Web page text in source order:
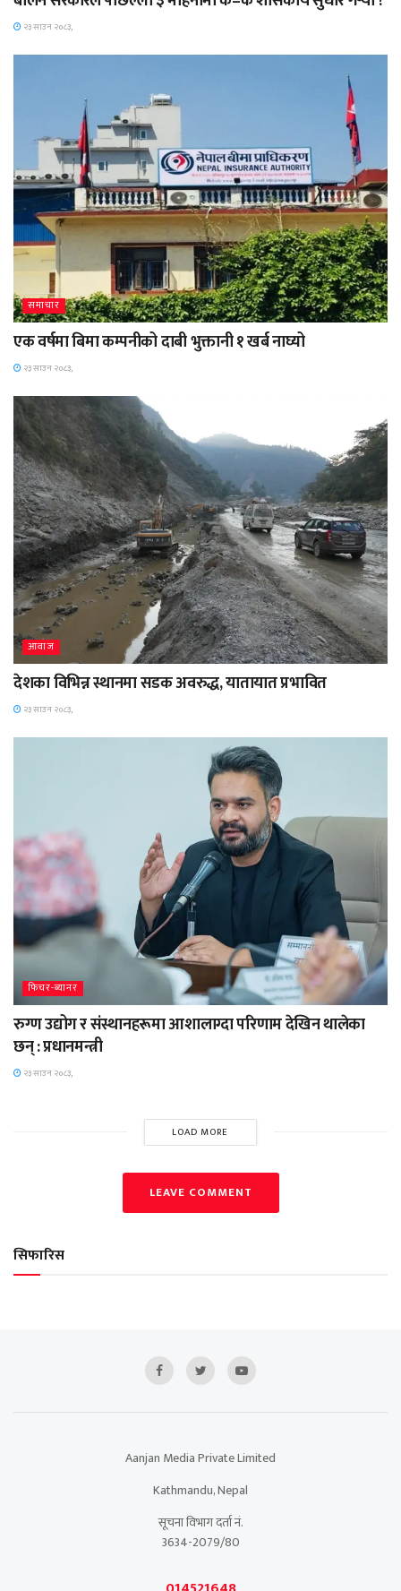
२३ साउन २०८३,
समाचार
एक वर्षमा बिमा कम्पनीको दाबी भुक्तानी १ खर्ब नाघ्यो
२३ साउन २०८३,
आवाज
देशका विभिन्न स्थानमा सडक अवरुद्ध, यातायात प्रभावित
२३ साउन २०८३,
फिचर-ब्यानर
रुग्ण उद्योग र संस्थानहरूमा आशालाग्दा परिणाम देखिन थालेका
छन् : प्रधानमन्त्री
२३ साउन २०८३,
LOAD MORE
LEAVE COMMENT
सिफारिस
Aanjan Media Private Limited
Kathmandu, Nepal
सूचना विभाग दर्ता नं.
3634-2079/80